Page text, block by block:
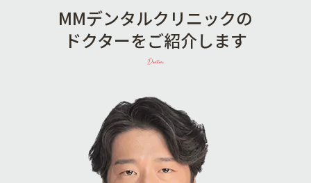
MMデンタルクリニックの
ドクターをご紹介します
Doctor